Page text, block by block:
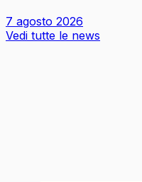
7 agosto 2026
Vedi tutte le news